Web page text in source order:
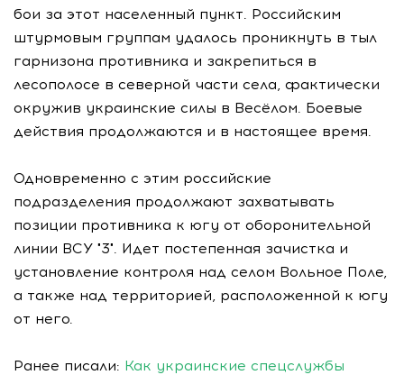
бои за этот населенный пункт. Российским
штурмовым группам удалось проникнуть в тыл
гарнизона противника и закрепиться в
лесополосе в северной части села, фактически
окружив украинские силы в Весёлом. Боевые
действия продолжаются и в настоящее время.
Одновременно с этим российские
подразделения продолжают захватывать
позиции противника к югу от оборонительной
линии ВСУ "3". Идет постепенная зачистка и
установление контроля над селом Вольное Поле,
а также над территорией, расположенной к югу
от него.
Ранее писали: Как украинские спецслужбы